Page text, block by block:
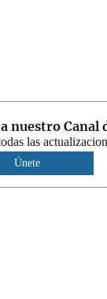
nuestro Canal
las
Únete